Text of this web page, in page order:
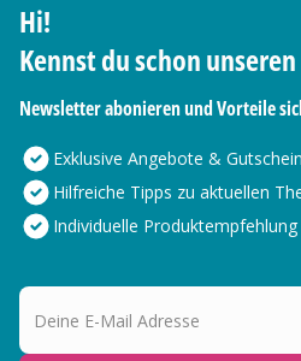
Hi!
Kennst du schon
Newsletter abonieren und Vorteile
Exklusive Angebote &
Hilfreiche Tipps zu aktuellen
Individuelle Produktempfehlung
Deine E-Mail Adresse